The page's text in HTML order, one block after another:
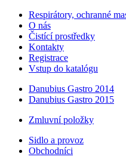
Respirátory, ochranné
O nás
Čistící prostředky
Kontakty
Registrace
Vstup do katalógu
Danubius Gastro 2014
Danubius Gastro 2015
Zmluvní položky
Sidlo a provoz
Obchodníci